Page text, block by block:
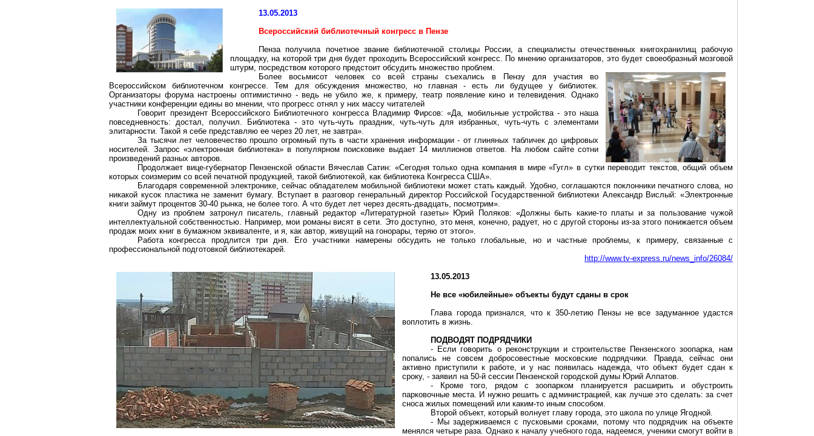
13.05.2013
Всероссийский библиотечный конгресс в Пензе
Пенза получила почетное звание библиотечной столицы России, а специалисты отечественных книгохранилищ рабочую
площадку, на которой три дня будет проходить Всероссийский конгресс. По мнению организаторов, это будет своеобразный мозговой
штурм, посредством которого предстоит обсудить множество проблем.
Более восьмисот человек со всей страны съехались в Пензу для участия во
Всероссийском библиотечном конгрессе. Тем для обсуждения множество, но главная - есть ли будущее у библиотек.
Организаторы форума настроены оптимистично - ведь не убило же, к примеру, театр появление кино и телевидения. Однако
участники конференции едины во мнении, что прогресс отнял у них массу читателей
Говорит президент Всероссийского Библиотечного конгресса Владимир Фирсов: «Да, мобильные устройства - это наша
повседневность: достал, получил. Библиотека - это чуть-чуть праздник, чуть-чуть для избранных, чуть-чуть с элементами
элитарности. Такой я себе представляю ее через 20 лет, не завтра».
За тысячи лет человечество прошло огромный путь в части хранения информации - от глиняных табличек до цифровых
носителей. Запрос «электронная библиотека» в популярном поисковике выдает 14 миллионов ответов. На любом сайте сотни
произведений разных авторов.
Продолжает вице-губернатор Пензенской области Вячеслав Сатин: «Сегодня только одна компания в мире «Гугл» в сутки переводит текстов, общий объем
которых соизмерим со всей печатной продукцией, такой библиотекой, как библиотека Конгресса США».
Благодаря современной электронике, сейчас обладателем мобильной библиотеки может стать каждый. Удобно, соглашаются поклонники печатного слова, но
никакой кусок пластика не заменит бумагу. Вступает в разговор генеральный директор Российской Государственной библиотеки Александр Вислый: «Электронные
книги займут процентов 30-40 рынка, не более того. А что будет лет через десять-двадцать, посмотрим».
Одну из проблем затронул писатель, главный редактор «Литературной газеты» Юрий Поляков: «Должны быть какие-то платы и за пользование чужой
интеллектуальной собственностью. Например, мои романы висят в сети. Это доступно, это меня, конечно, радует, но с другой стороны из-за этого понижается объем
продаж моих книг в бумажном эквиваленте, и я, как автор, живущий на гонорары, теряю от этого».
Работа конгресса продлится три дня. Его участники намерены обсудить не только глобальные, но и частные проблемы, к примеру, связанные с
профессиональной подготовкой библиотекарей.
http://www.tv-express.ru/news_info/26084/
13.05.2013
Не все «юбилейные» объекты будут сданы в срок
Глава города признался, что к 350-летию Пензы не все задуманное удастся
воплотить в жизнь.
ПОДВОДЯТ ПОДРЯДЧИКИ
- Если говорить о реконструкции и строительстве Пензенского зоопарка, нам
попались не совсем добросовестные московские подрядчики. Правда, сейчас они
активно приступили к работе, и у нас появилась надежда, что объект будет сдан к
сроку, - заявил на 50-й сессии Пензенской городской думы Юрий Алпатов.
- Кроме того, рядом с зоопарком планируется расширить и обустроить
парковочные места. И нужно решить с администрацией, как лучше это сделать: за счет
сноса жилых помещений или каким-то иным способом.
Второй объект, который волнует главу города, это школа по улице Ягодной.
- Мы задерживаемся с пусковыми сроками, потому что подрядчик на объекте
менялся четыре раза. Однако к началу учебного года, надеемся, ученики смогут войти в